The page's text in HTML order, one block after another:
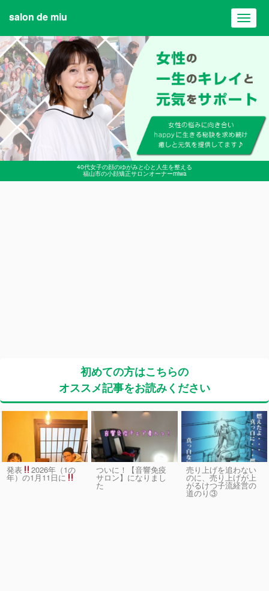
40代女子の顔のゆがみと心と人生を整える
福山市の小顔矯正サロンオーナーmiwa
salon de miu
初めての方はこちらの
オススメ記事をお読みください
発表 2026年（1の
年）の1月11日に
ついに！【音響免疫
サロン】になりまし
た
売り上げを追わない
のに、売り上げが上
がるけつ子流経営の
道のり③